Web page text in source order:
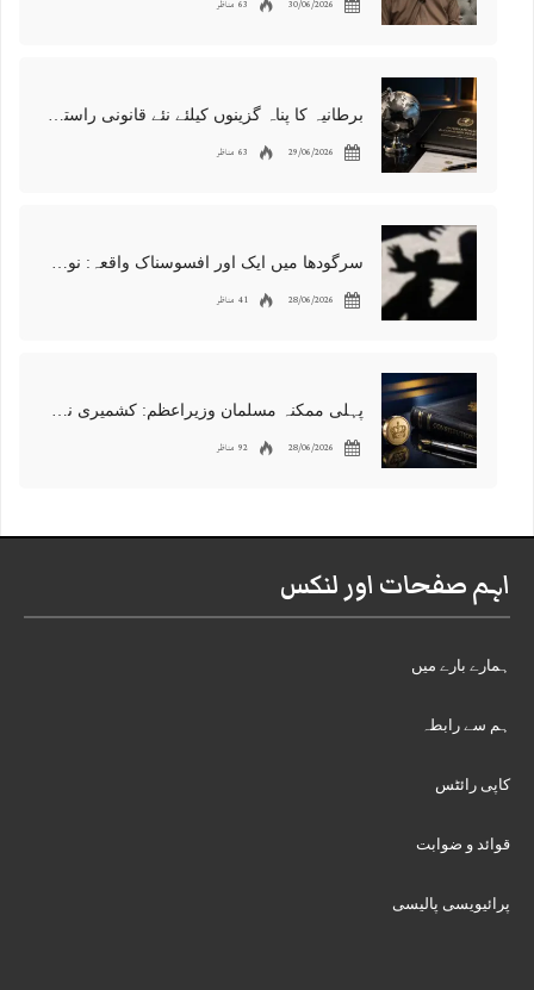
30/06/2026 63 مناظر
برطانیہ کا پناہ گزینوں کیلئے نئے قانونی راستوں اور اسپانسر شپ نظام کا اعلان
29/06/2026 63 مناظر
سرگودھا میں ایک اور افسوسناک واقعہ: نوعمر لڑکے سے مبینہ زیادتی، مقدمہ درج
28/06/2026 41 مناظر
پہلی ممکنہ مسلمان وزیراعظم: کشمیری نژاد شبانہ محمود برطانیہ میں مقبول
28/06/2026 92 مناظر
اہم صفحات اور لنکس
ہمارے بارے میں
ہم سے رابطہ
کاپی رائٹس
قوائد و ضوابت
پرائیویسی پالیسی